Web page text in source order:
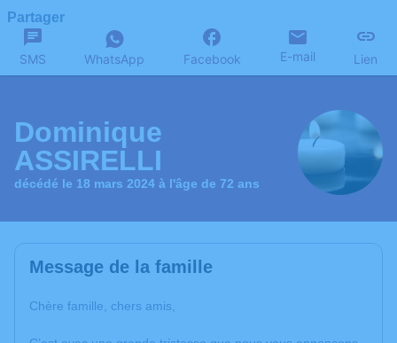
Partager
SMS WhatsApp Facebook E-mail Lien
Dominique
ASSIRELLI
décédé le 18 mars 2024 à l'âge de 72 ans
Message de la famille
Chère famille, chers amis,